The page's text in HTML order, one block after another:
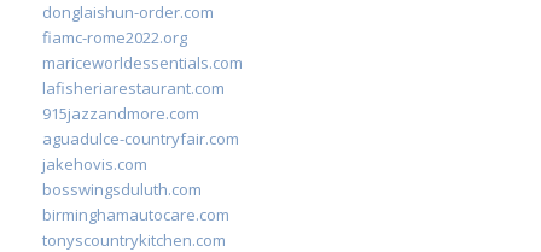
donglaishun-order.com
fiamc-rome2022.org
mariceworldessentials.com
lafisheriarestaurant.com
915jazzandmore.com
aguadulce-countryfair.com
jakehovis.com
bosswingsduluth.com
birminghamautocare.com
tonyscountrykitchen.com